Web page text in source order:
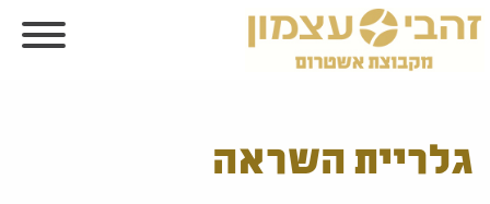
גלריית השראה